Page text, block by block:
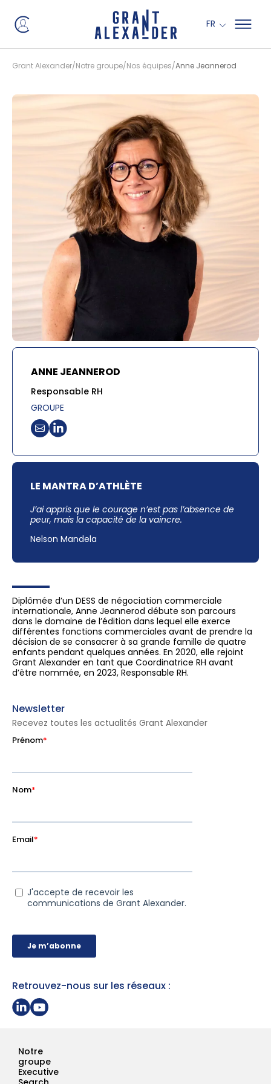
FR
Grant Alexander Notre groupe Nos équipes Anne Jeannerod
ANNE JEANNEROD
Responsable RH
GROUPE
LE MANTRA D’ATHLÈTE
J’ai appris que le courage n’est pas l’absence de
peur, mais la capacité de la vaincre.
Nelson Mandela
Diplômée d’un DESS de négociation commerciale
internationale, Anne Jeannerod débute son parcours
dans le domaine de l’édition dans lequel elle exerce
différentes fonctions commerciales avant de prendre la
décision de se consacrer à sa grande famille de quatre
enfants pendant quelques années. En 2020, elle rejoint
Grant Alexander en tant que Coordinatrice RH avant
d’être nommée, en 2023, Responsable RH.
Newsletter
Recevez toutes les actualités Grant Alexander
Retrouvez-nous sur les réseaux :
Partager sur Linkedin
Page Youtube Grant Alexander
Notre
groupe
Executive